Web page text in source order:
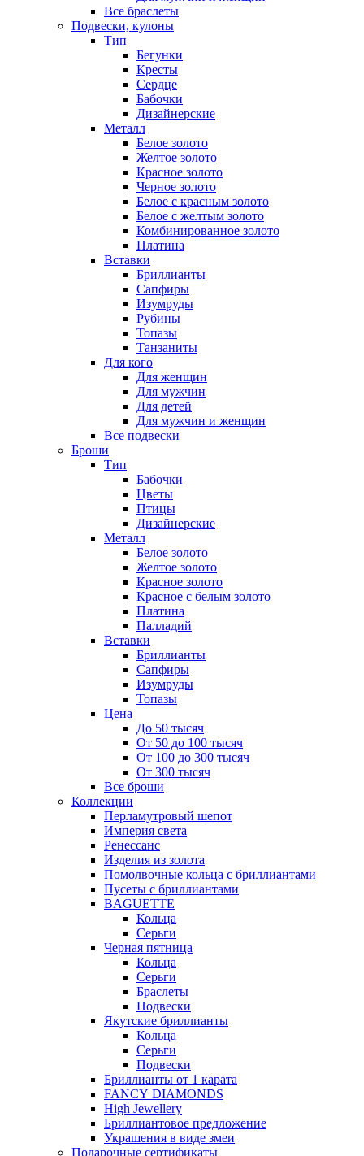
Все браслеты
Подвески, кулоны
Тип
Бегунки
Кресты
Сердце
Бабочки
Дизайнерские
Металл
Белое золото
Желтое золото
Красное золото
Черное золото
Белое с красным золото
Белое с желтым золото
Комбинированное золото
Платина
Вставки
Бриллианты
Сапфиры
Изумруды
Рубины
Топазы
Танзаниты
Для кого
Для женщин
Для мужчин
Для детей
Для мужчин и женщин
Все подвески
Броши
Тип
Бабочки
Цветы
Птицы
Дизайнерские
Металл
Белое золото
Желтое золото
Красное золото
Красное с белым золото
Платина
Палладий
Вставки
Бриллианты
Сапфиры
Изумруды
Топазы
Цена
До 50 тысяч
От 50 до 100 тысяч
От 100 до 300 тысяч
От 300 тысяч
Все броши
Коллекции
Перламутровый шепот
Империя света
Ренессанс
Изделия из золота
Помолвочные кольца с бриллиантами
Пусеты с бриллиантами
BAGUETTE
Кольца
Серьги
Черная пятница
Кольца
Серьги
Браслеты
Подвески
Якутские бриллианты
Кольца
Серьги
Подвески
Бриллианты от 1 карата
FANCY DIAMONDS
High Jewellery
Бриллиантовое предложение
Украшения в виде змеи
Подарочные сертификаты